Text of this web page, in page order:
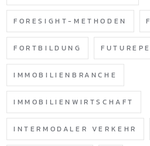
FORESIGHT-METHODEN
FORTBILDUNG
IMMOBILIENBRANCHE
IMMOBILIENWIRTSCHAFT
INTERMODALER VERKEHR